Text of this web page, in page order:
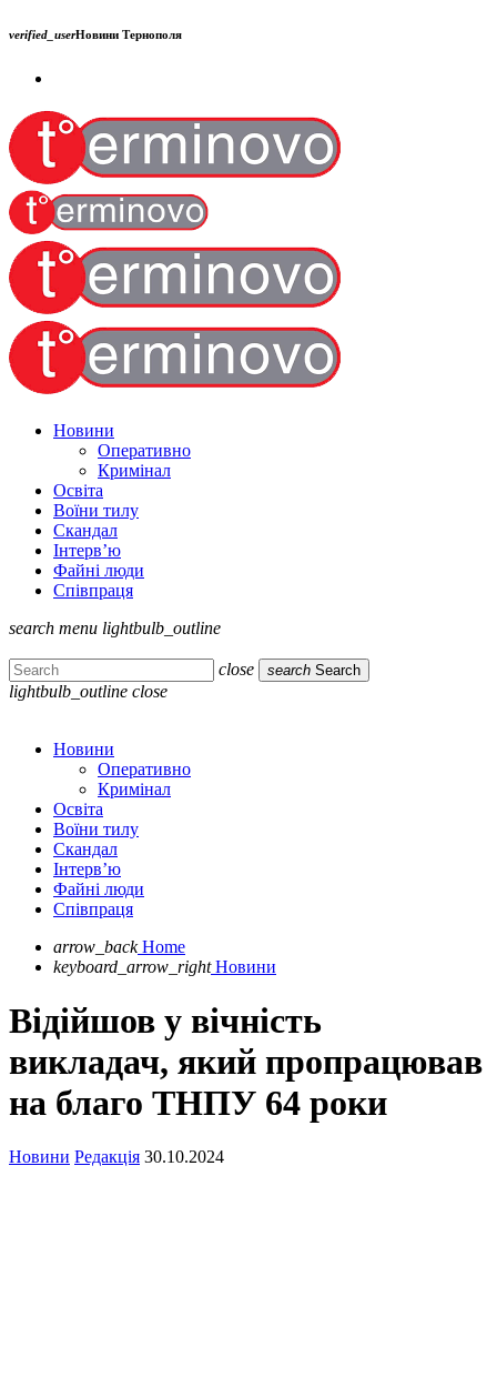
verified_userНовини Тернополя
Новини
Оперативно
Кримінал
Освіта
Воїни тилу
Скандал
Інтерв’ю
Файні люди
Співпраця
search menu lightbulb_outline
close search Search
lightbulb_outline close
Новини
Оперативно
Кримінал
Освіта
Воїни тилу
Скандал
Інтерв’ю
Файні люди
Співпраця
arrow_back Home
keyboard_arrow_right Новини
Відійшов у вічність
викладач, який пропрацював
на благо ТНПУ 64 роки
Новини Редакція 30.10.2024